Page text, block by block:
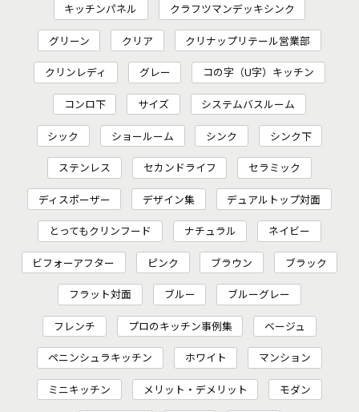
キッチンパネル クラフツマンデッキシンク
グリーン クリア クリナップリテール営業部
クリンレディ グレー コの字（U字）キッチン
コンロ下 サイズ システムバスルーム
シック ショールーム シンク シンク下
ステンレス セカンドライフ セラミック
ディスポーザー デザイン集 デュアルトップ対面
とってもクリンフード ナチュラル ネイビー
ビフォーアフター ピンク ブラウン ブラック
フラット対面 ブルー ブルーグレー
フレンチ プロのキッチン事例集 ベージュ
ペニンシュラキッチン ホワイト マンション
ミニキッチン メリット・デメリット モダン